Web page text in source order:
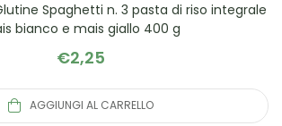
Spaghetti n. 3 pasta di riso integrale
bianco e mais giallo 400 g
€2,25
AGGIUNGI AL CARRELLO